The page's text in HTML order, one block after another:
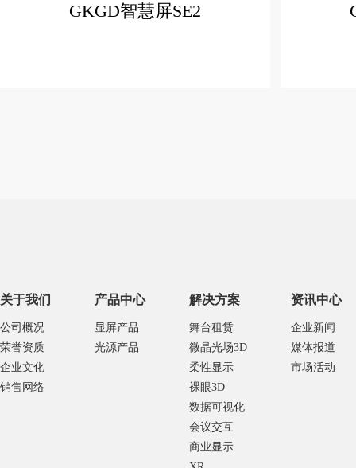
GKGD智慧屏SE2
关于我们
公司概况
荣誉资质
企业文化
销售网络
产品中心
显屏产品
光源产品
解决方案
舞台租赁
微晶光场3D
柔性显示
裸眼3D
数据可视化
会议交互
商业显示
资讯中心
企业新闻
媒体报道
市场活动